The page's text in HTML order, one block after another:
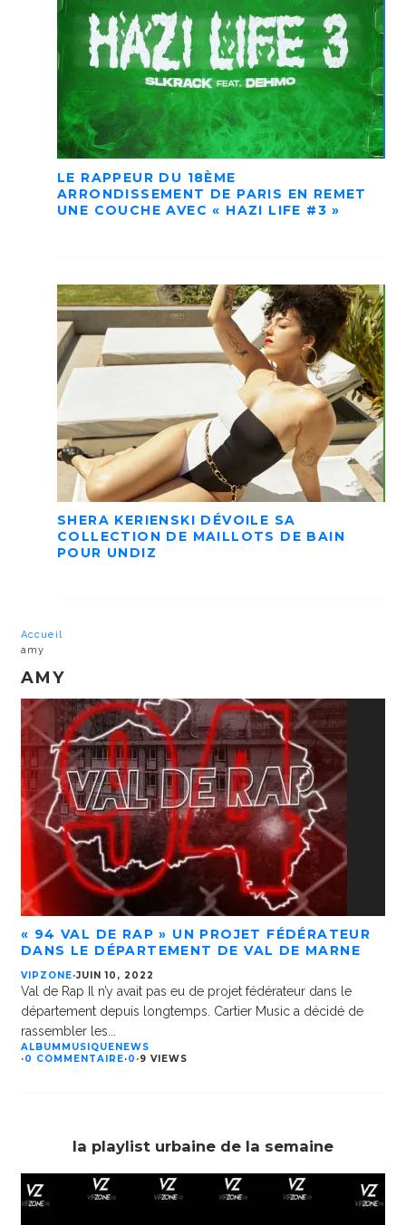
LE RAPPEUR DU 18ÈME
ARRONDISSEMENT DE PARIS EN REMET
UNE COUCHE AVEC « HAZI LIFE #3 »
SHERA KERIENSKI DÉVOILE SA
COLLECTION DE MAILLOTS DE BAIN
POUR UNDIZ
Accueil
amy
AMY
« 94 VAL DE RAP » UN PROJET FÉDÉRATEUR
DANS LE DÉPARTEMENT DE VAL DE MARNE
VIPZONE·JUIN 10, 2022
Val de Rap Il n’y avait pas eu de projet fédérateur dans le
département depuis longtemps. Cartier Music a décidé de
rassembler les
ALBUM MUSIQUENEWS
·0 COMMENTAIRE·0 ·9 VIEWS
la playlist urbaine de la semaine